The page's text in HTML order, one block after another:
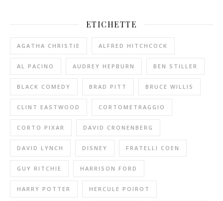
ETICHETTE
AGATHA CHRISTIE ALFRED HITCHCOCK
AL PACINO AUDREY HEPBURN BEN STILLER
BLACK COMEDY BRAD PITT BRUCE WILLIS
CLINT EASTWOOD CORTOMETRAGGIO
CORTO PIXAR DAVID CRONENBERG
DAVID LYNCH DISNEY FRATELLI COEN
GUY RITCHIE HARRISON FORD
HARRY POTTER HERCULE POIROT